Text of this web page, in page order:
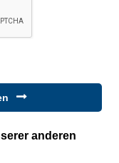
anderen